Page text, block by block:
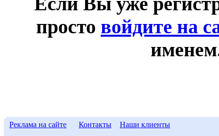
просто войдите на
Реклама на сайте Контакты Наши клиенты